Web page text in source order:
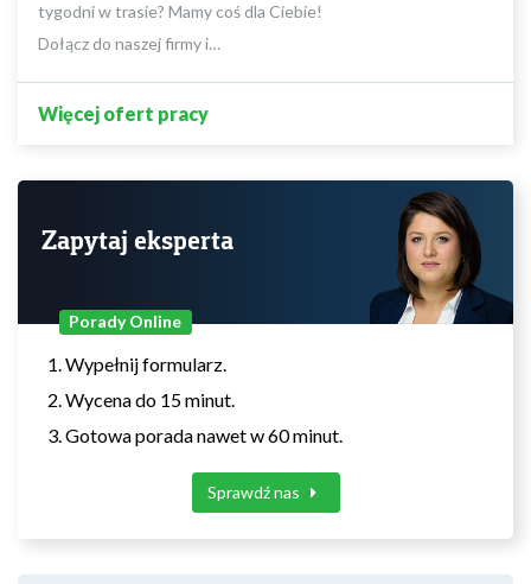
tygodni w trasie? Mamy coś dla Ciebie!
Dołącz do naszej firmy i…
Więcej ofert pracy
Zapytaj eksperta
Porady Online
Wypełnij formularz.
Wycena do 15 minut.
Gotowa porada nawet w 60 minut.
Sprawdź nas